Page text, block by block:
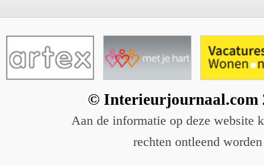
© Interieurjournaal.com
Aan de informatie op deze website
rechten ontleend worden